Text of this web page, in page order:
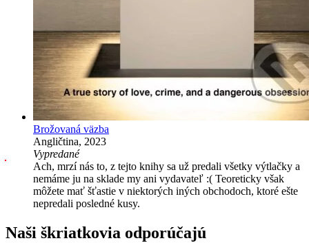
Brožovaná väzba
Angličtina, 2023
Vypredané
Ach, mrzí nás to, z tejto knihy sa už predali všetky výtlačky a
nemáme ju na sklade my ani vydavateľ :( Teoreticky však
môžete mať šťastie v niektorých iných obchodoch, ktoré ešte
nepredali posledné kusy.
Naši škriatkovia odporúčajú